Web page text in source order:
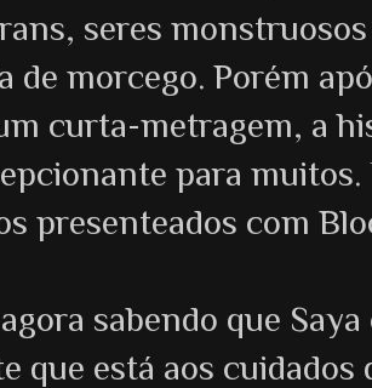
seres
de morcego. Porém
curta-metragem, a
para
presenteados com
sabendo que
que está aos